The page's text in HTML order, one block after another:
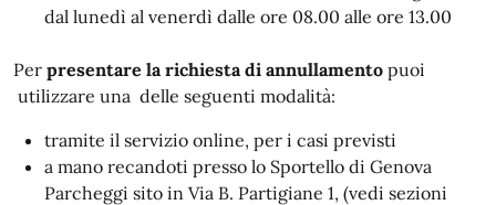
dal lunedì al venerdì dalle ore 08.00 alle ore 13.00
Per presentare la richiesta di annullamento puoi
utilizzare una delle seguenti modalità:
tramite il servizio online, per i casi previsti
a mano recandoti presso lo Sportello di Genova
Parcheggi sito in Via B. Partigiane 1, (vedi sezioni